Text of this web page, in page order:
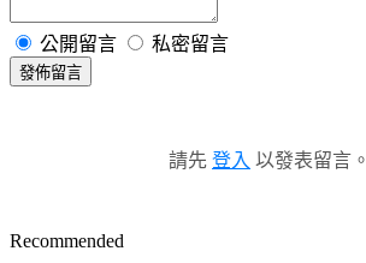
公開留言 私密留言
發佈留言
請先 登入 以發表留言。
Recommended